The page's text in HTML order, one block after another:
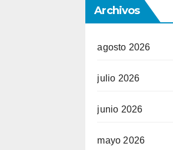
Archivos
agosto 2026
julio 2026
junio 2026
mayo 2026